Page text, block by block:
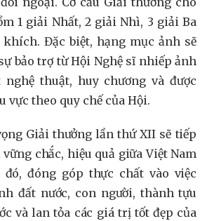
1 giải Nhất, 2 giải Nhì, 3 giải Ba
Đặc biệt, hạng mục ảnh sẽ
bảo trợ từ Hội Nghệ sĩ nhiếp ảnh
nghệ thuật, huy chương và được
vực theo quy chế của Hội.
Giải thưởng lần thứ XII sẽ tiếp
chắc, hiệu quả giữa Việt Nam
đó, đóng góp thực chất vào việc
đất nước, con người, thành tựu
và lan tỏa các giá trị tốt đẹp của